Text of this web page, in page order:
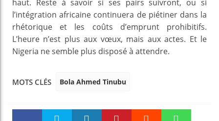
haut. Reste à savoir si ses pairs suivront, ou si
l’intégration africaine continuera de piétiner dans la
rhétorique et les coûts d’emprunt prohibitifs.
L’heure n’est plus aux vœux, mais aux actes. Et le
Nigeria ne semble plus disposé à attendre.
MOTS CLÉS Bola Ahmed Tinubu